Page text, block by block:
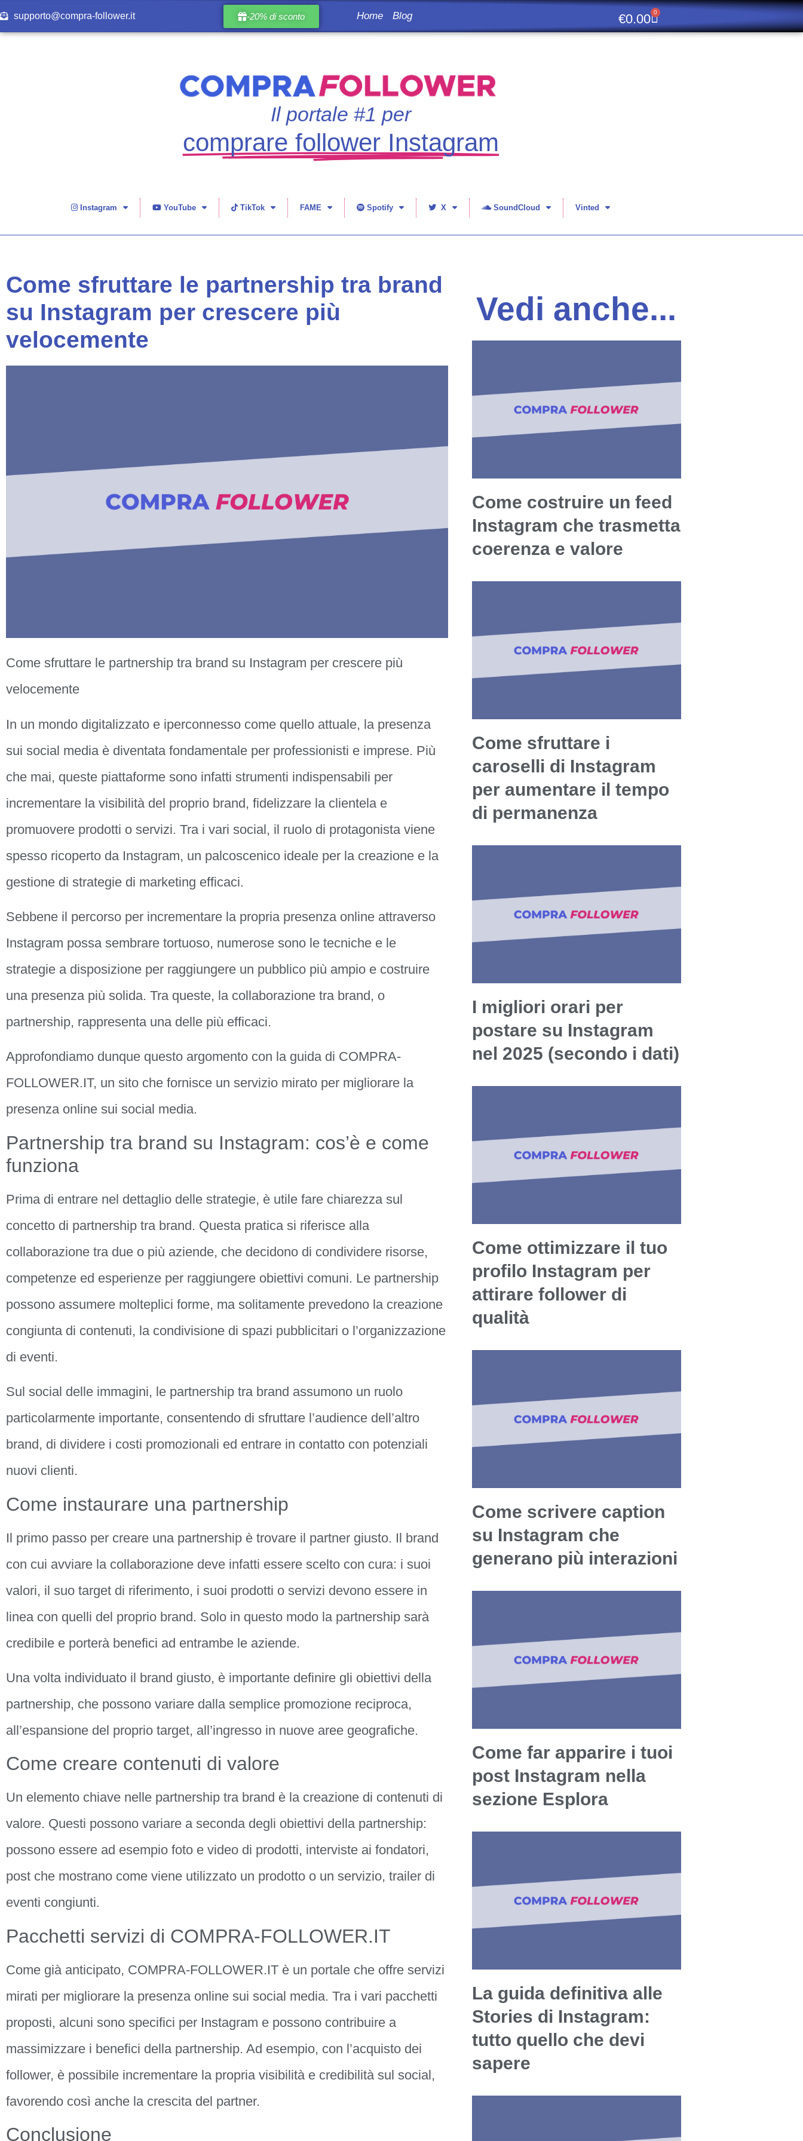
supporto@compra-follower.it -20% di sconto Home Blog €0.00 0
Il portale #1 per
comprare follower Instagram
Instagram YouTube TikTok FAME Spotify X SoundCloud Vinted
Come sfruttare le partnership tra brand
su Instagram per crescere più
velocemente
Come sfruttare le partnership tra brand su Instagram per crescere più
velocemente
In un mondo digitalizzato e iperconnesso come quello attuale, la presenza
sui social media è diventata fondamentale per professionisti e imprese. Più
che mai, queste piattaforme sono infatti strumenti indispensabili per
incrementare la visibilità del proprio brand, fidelizzare la clientela e
promuovere prodotti o servizi. Tra i vari social, il ruolo di protagonista viene
spesso ricoperto da Instagram, un palcoscenico ideale per la creazione e la
gestione di strategie di marketing efficaci.
Sebbene il percorso per incrementare la propria presenza online attraverso
Instagram possa sembrare tortuoso, numerose sono le tecniche e le
strategie a disposizione per raggiungere un pubblico più ampio e costruire
una presenza più solida. Tra queste, la collaborazione tra brand, o
partnership, rappresenta una delle più efficaci.
Approfondiamo dunque questo argomento con la guida di COMPRA-
FOLLOWER.IT, un sito che fornisce un servizio mirato per migliorare la
presenza online sui social media.
Partnership tra brand su Instagram: cos’è e come
funziona
Prima di entrare nel dettaglio delle strategie, è utile fare chiarezza sul
concetto di partnership tra brand. Questa pratica si riferisce alla
collaborazione tra due o più aziende, che decidono di condividere risorse,
competenze ed esperienze per raggiungere obiettivi comuni. Le partnership
possono assumere molteplici forme, ma solitamente prevedono la creazione
congiunta di contenuti, la condivisione di spazi pubblicitari o l’organizzazione
di eventi.
Sul social delle immagini, le partnership tra brand assumono un ruolo
particolarmente importante, consentendo di sfruttare l’audience dell’altro
brand, di dividere i costi promozionali ed entrare in contatto con potenziali
nuovi clienti.
Come instaurare una partnership
Il primo passo per creare una partnership è trovare il partner giusto. Il brand
con cui avviare la collaborazione deve infatti essere scelto con cura: i suoi
valori, il suo target di riferimento, i suoi prodotti o servizi devono essere in
linea con quelli del proprio brand. Solo in questo modo la partnership sarà
credibile e porterà benefici ad entrambe le aziende.
Una volta individuato il brand giusto, è importante definire gli obiettivi della
partnership, che possono variare dalla semplice promozione reciproca,
all’espansione del proprio target, all’ingresso in nuove aree geografiche.
Come creare contenuti di valore
Un elemento chiave nelle partnership tra brand è la creazione di contenuti di
valore. Questi possono variare a seconda degli obiettivi della partnership:
possono essere ad esempio foto e video di prodotti, interviste ai fondatori,
post che mostrano come viene utilizzato un prodotto o un servizio, trailer di
eventi congiunti.
Pacchetti servizi di COMPRA-FOLLOWER.IT
Come già anticipato, COMPRA-FOLLOWER.IT è un portale che offre servizi
mirati per migliorare la presenza online sui social media. Tra i vari pacchetti
proposti, alcuni sono specifici per Instagram e possono contribuire a
massimizzare i benefici della partnership. Ad esempio, con l’acquisto dei
follower, è possibile incrementare la propria visibilità e credibilità sul social,
favorendo così anche la crescita del partner.
Conclusione
Vedi anche...
Come costruire un feed
Instagram che trasmetta
coerenza e valore
Come sfruttare i
caroselli di Instagram
per aumentare il tempo
di permanenza
I migliori orari per
postare su Instagram
nel 2025 (secondo i dati)
Come ottimizzare il tuo
profilo Instagram per
attirare follower di
qualità
Come scrivere caption
su Instagram che
generano più interazioni
Come far apparire i tuoi
post Instagram nella
sezione Esplora
La guida definitiva alle
Stories di Instagram:
tutto quello che devi
sapere